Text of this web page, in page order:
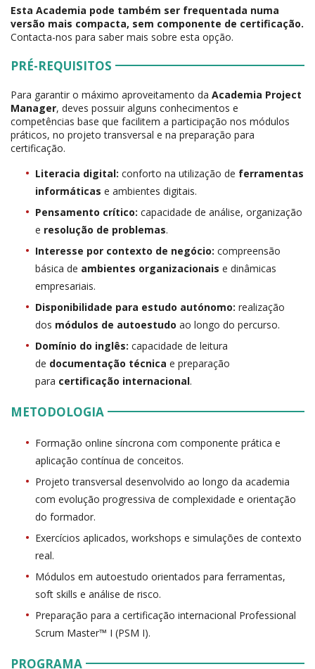
Esta Academia pode também ser frequentada numa
versão mais compacta, sem componente de certificação.
Contacta-nos para saber mais sobre esta opção.
PRÉ-REQUISITOS
Para garantir o máximo aproveitamento da Academia Project
Manager, deves possuir alguns conhecimentos e
competências base que facilitem a participação nos módulos
práticos, no projeto transversal e na preparação para
certificação.
Literacia digital: conforto na utilização de ferramentas
informáticas e ambientes digitais.
Pensamento crítico: capacidade de análise, organização
e resolução de problemas.
Interesse por contexto de negócio: compreensão
básica de ambientes organizacionais e dinâmicas
empresariais.
Disponibilidade para estudo autónomo: realização
dos módulos de autoestudo ao longo do percurso.
Domínio do inglês: capacidade de leitura
de documentação técnica e preparação
para certificação internacional.
METODOLOGIA
Formação online síncrona com componente prática e
aplicação contínua de conceitos.
Projeto transversal desenvolvido ao longo da academia
com evolução progressiva de complexidade e orientação
do formador.
Exercícios aplicados, workshops e simulações de contexto
real.
Módulos em autoestudo orientados para ferramentas,
soft skills e análise de risco.
Preparação para a certificação internacional Professional
Scrum Master™ I (PSM I).
PROGRAMA